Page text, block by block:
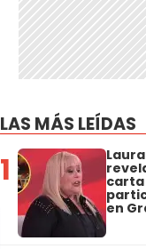
LAS MÁS LEÍDAS
1 carta
en